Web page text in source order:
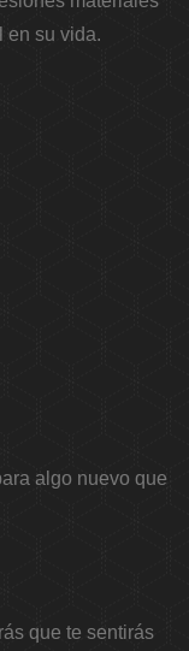
en su vida.
algo nuevo que
que te sentirás